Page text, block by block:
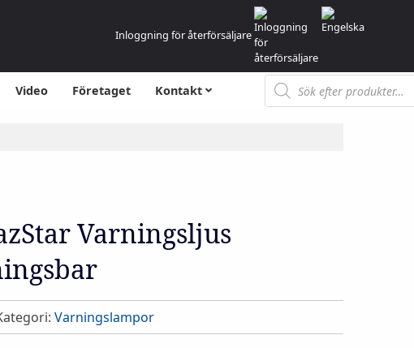
Inloggning för återförsäljare
Video Företaget Kontakt Produktsökning
Varningsljus
Varningslampor